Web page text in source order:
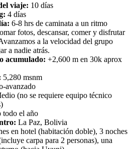
viaje: 10 días
4 días
6-8 hrs de caminata a un ritmo
fotos, descansar, comer y disfrutar
a la velocidad del grupo
a nadie atrás.
acumulado: +2,600 m en 30k aprox
5,280 msnm
avanzado
(no se requiere equipo técnico
todo el año
La Paz, Bolivia
en hotel (habitación doble), 3 noches
carpa para 2 personas), una